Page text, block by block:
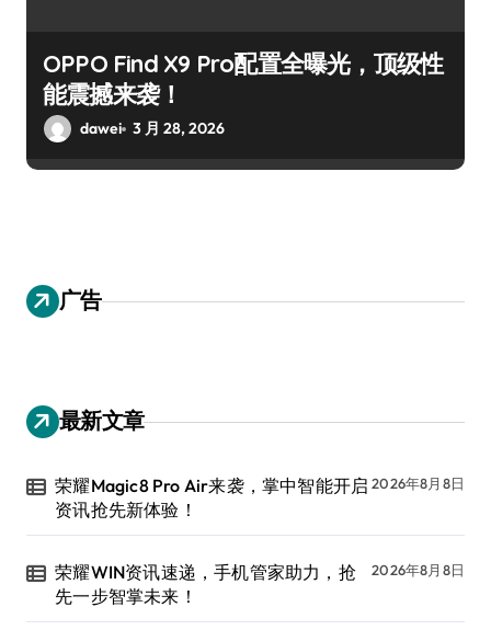
OPPO Find X9 Pro配置全曝光，顶级性
能震撼来袭！
dawei 3 月 28, 2026
广告
最新文章
荣耀Magic8 Pro Air来袭，掌中智能开启
资讯抢先新体验！
2026年8月8日
荣耀WIN资讯速递，手机管家助力，抢
先一步智掌未来！
2026年8月8日